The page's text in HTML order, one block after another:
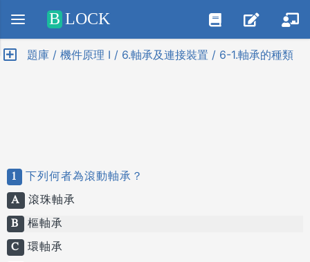
Positive SSL
B LOCK
題庫 / 機件原理 I / 6.軸承及連接裝置 / 6-1.軸承的種類
1 下列何者為滾動軸承？
A 滾珠軸承
B 樞軸承
C 環軸承